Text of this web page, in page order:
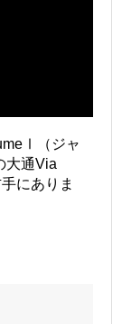
（ジャ
大通Via
にありま